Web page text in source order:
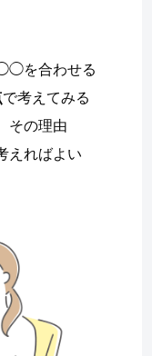
を合わせる
で考えてみる
、その理由
えればよい